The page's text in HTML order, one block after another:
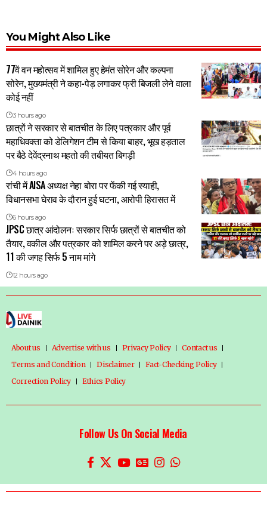
You Might Also Like
77वें वन महोत्सव में शामिल हुए हेमंत सोरेन और कल्पना
सोरेन, मुख्यमंत्री ने कहा-पेड़ लगाकर फ्री बिजली लेने वाला
कोई नहीं
3 hours ago
छात्रों ने सरकार से बातचीत के लिए पत्रकार और पूर्व
महाधिवक्ता को डेलिगेशन टीम से किया बाहर, भूख हड़ताल
पर बैठे देवेंद्रनाथ महतो की तबीयत बिगड़ी
4 hours ago
रांची में AISA अध्यक्ष नेहा बोरा पर फेंकी गई स्याही,
विधानसभा घेराव के दौरान हुई घटना, आरोपी हिरासत में
6 hours ago
JPSC छात्र आंदोलनः सरकार सिर्फ छात्रों से बातचीत को
तैयार, वकील और पत्रकार को शामिल करने पर अड़े छात्र,
11 की जगह सिर्फ 5 नाम मांगे
12 hours ago
About us Advertise with us Privacy Policy
Contact us
Terms and Condition
Disclaimer
Fact-Checking Policy
Correction Policy
Ethics Policy
Follow Us On Social Media